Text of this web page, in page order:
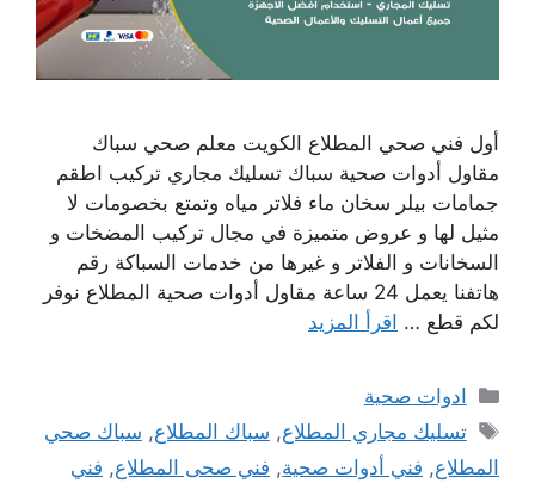
أول فني صحي المطلاع الكويت معلم صحي سباك
مقاول أدوات صحية سباك تسليك مجاري تركيب اطقم
جمامات بيلر سخان ماء فلاتر مياه وتمتع بخصومات لا
مثيل لها و عروض متميزة في مجال تركيب المضخات و
السخانات و الفلاتر و غيرها من خدمات السباكة رقم
هاتفنا يعمل 24 ساعة مقاول أدوات صحية المطلاع نوفر
لكم قطع … اقرأ المزيد
التصنيفات
ادوات صحية
الوسوم
تسليك مجاري المطلاع, سباك المطلاع, سباك صحي
المطلاع, فني أدوات صحية, فني صحى المطلاع, فني